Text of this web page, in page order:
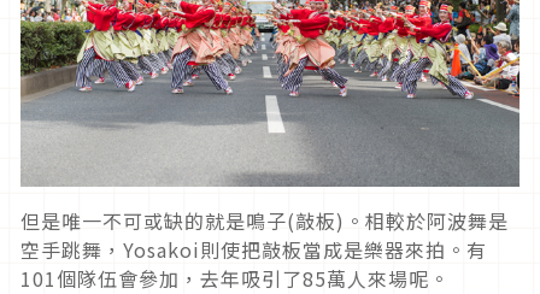
但是唯一不可或缺的就是鳴子(敲板)。相較於阿波舞是
空手跳舞，Yosakoi則使把敲板當成是樂器來拍。有
101個隊伍會參加，去年吸引了85萬人來場呢。